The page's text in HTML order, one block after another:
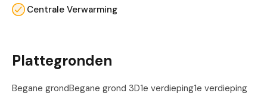
Centrale Verwarming
Plattegronden
Begane grondBegane grond 3D1e verdieping1e verdieping